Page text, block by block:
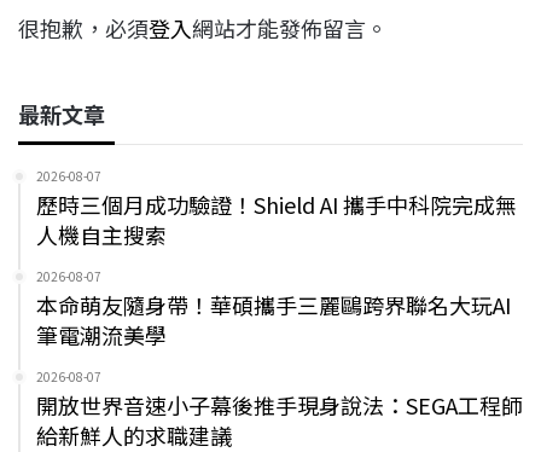
很抱歉，必須登入網站才能發佈留言。
最新文章
2026-08-07
歷時三個月成功驗證！Shield AI 攜手中科院完成無
人機自主搜索
2026-08-07
本命萌友隨身帶！華碩攜手三麗鷗跨界聯名大玩AI
筆電潮流美學
2026-08-07
開放世界音速小子幕後推手現身說法：SEGA工程師
給新鮮人的求職建議